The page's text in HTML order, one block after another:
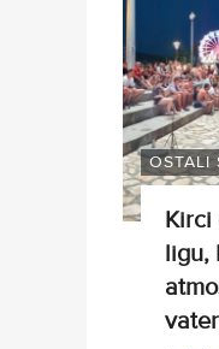
OSTALI
Kirci
ligu,